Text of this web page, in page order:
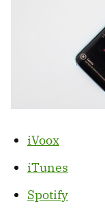
iVoox
iTunes
Spotify